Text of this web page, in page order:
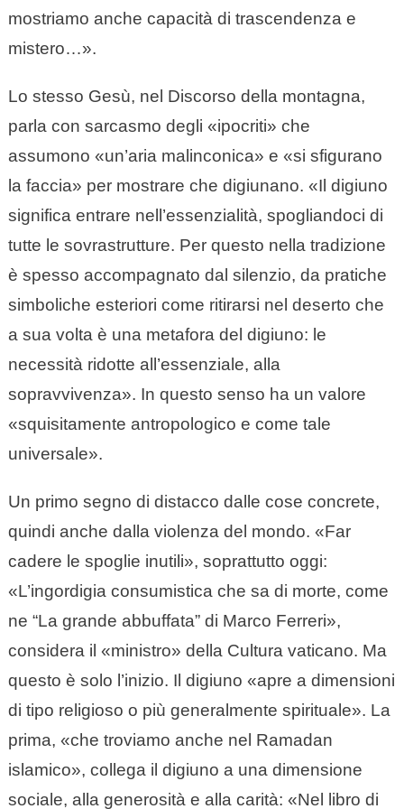
mostriamo anche capacità di trascendenza e
mistero…».
Lo stesso Gesù, nel Discorso della montagna,
parla con sarcasmo degli «ipocriti» che
assumono «un’aria malinconica» e «si sfigurano
la faccia» per mostrare che digiunano. «Il digiuno
significa entrare nell’essenzialità, spogliandoci di
tutte le sovrastrutture. Per questo nella tradizione
è spesso accompagnato dal silenzio, da pratiche
simboliche esteriori come ritirarsi nel deserto che
a sua volta è una metafora del digiuno: le
necessità ridotte all’essenziale, alla
sopravvivenza». In questo senso ha un valore
«squisitamente antropologico e come tale
universale».
Un primo segno di distacco dalle cose concrete,
quindi anche dalla violenza del mondo. «Far
cadere le spoglie inutili», soprattutto oggi:
«L’ingordigia consumistica che sa di morte, come
ne “La grande abbuffata” di Marco Ferreri»,
considera il «ministro» della Cultura vaticano. Ma
questo è solo l’inizio. Il digiuno «apre a dimensioni
di tipo religioso o più generalmente spirituale». La
prima, «che troviamo anche nel Ramadan
islamico», collega il digiuno a una dimensione
sociale, alla generosità e alla carità: «Nel libro di